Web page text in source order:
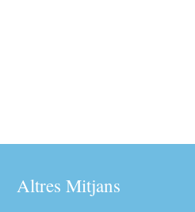
Altres Mitjans